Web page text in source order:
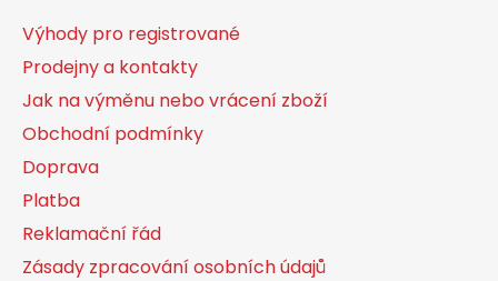
Výhody pro registrované
Prodejny a kontakty
Jak na výměnu nebo vrácení zboží
Obchodní podmínky
Doprava
Platba
Reklamační řád
Zásady zpracování osobních údajů